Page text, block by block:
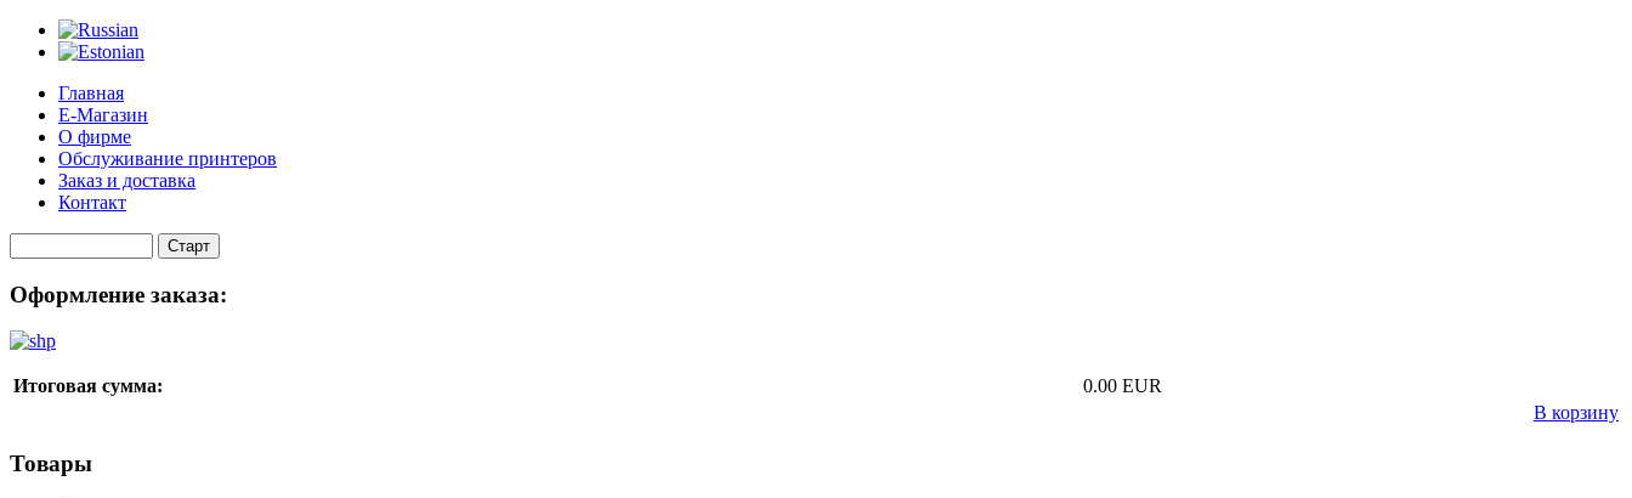
Главная
Е-Магазин
О фирме
Обслуживание принтеров
Заказ и доставка
Контакт
Оформление заказа:
Итоговая сумма:
0.00 EUR
В корзину
Товары